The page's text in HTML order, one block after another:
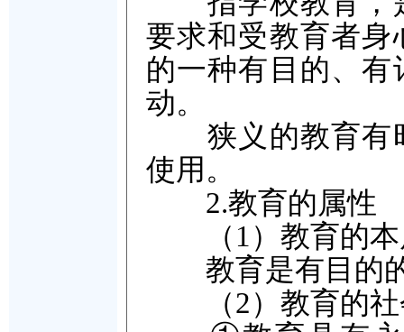
要求和受教育者
的一种有目的、
动。
狭义的教育有
使用。
2.教育的属性
（1）教育的本
教育是有目的的
（2）教育的社